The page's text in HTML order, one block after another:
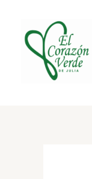
contenido